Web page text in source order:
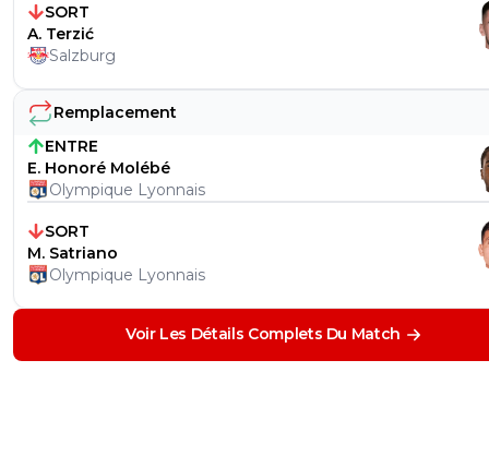
SORT
A. Terzić
Salzburg
Remplacement
ENTRE
E. Honoré Molébé
Olympique Lyonnais
SORT
M. Satriano
Olympique Lyonnais
Voir Les Détails Complets Du Match